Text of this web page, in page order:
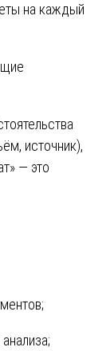
на каждый
источник),
— это